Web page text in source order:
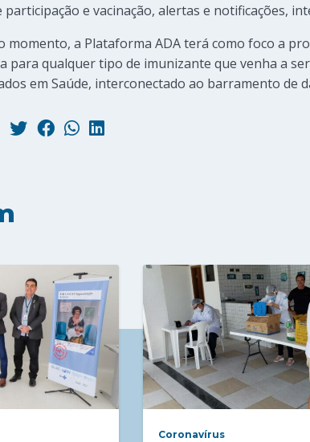
participação e vacinação, alertas e notificações,
momento, a Plataforma ADA terá como foco a
para qualquer tipo de imunizante que venha a
em Saúde, interconectado ao barramento de
Coronavírus